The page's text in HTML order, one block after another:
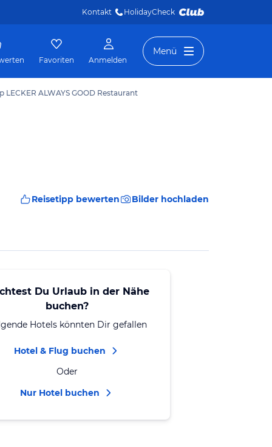
Kontakt HolidayCheck
Favoriten Anmelden
Menü
LECKER ALWAYS GOOD Restaurant
Reisetipp bewerten Bilder hochladen
Du Urlaub in der Nähe
buchen?
Hotels könnten Dir gefallen
Hotel & Flug buchen
Oder
Nur Hotel buchen